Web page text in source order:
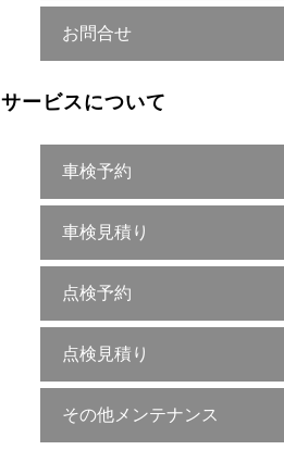
お問合せ
サービスについて
車検予約
車検見積り
点検予約
点検見積り
その他メンテナンス